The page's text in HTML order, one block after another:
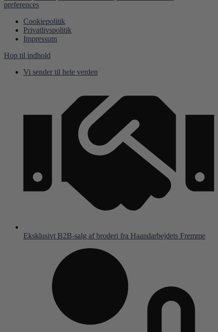
preferences
Cookiepolitik
Privatlivspolitik
Impressum
Hop til indhold
Vi sender til hele verden
Eksklusivt B2B-salg af broderi fra Haandarbejdets Fremme